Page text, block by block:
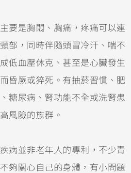
要是胸悶、胸痛，疼痛可以連
部，同時伴隨頭冒冷汗、喘不
低血壓休克、甚至是心臟發生
昏厥或猝死。有抽菸習慣、肥
糖尿病、腎功能不全或洗腎患
風險的族群。
病並非老年人的專利，不少青
夠關心自己的身體，有小問題